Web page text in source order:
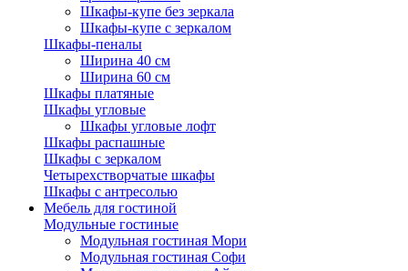
Шкафы-купе без зеркала
Шкафы-купе с зеркалом
Шкафы-пеналы
Ширина 40 см
Ширина 60 см
Шкафы платяные
Шкафы угловые
Шкафы угловые лофт
Шкафы распашные
Шкафы с зеркалом
Четырехстворчатые шкафы
Шкафы с антресолью
Мебель для гостиной
Модульные гостиные
Модульная гостиная Мори
Модульная гостиная Софи